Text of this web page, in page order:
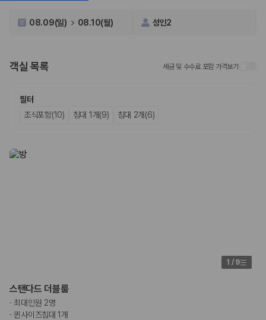
제주도 렌트카는 업체마다 차량 가격, 보험 조건, 면책금, 보상 한도, 인수
장소, 취소 규정이 다릅니다. 카모아는 여러 제주 렌트카 업체의 조건을 한
업체별 가격비교:
제주 렌트카 업체별 실시간 예약 가능 차량과 요금
차종별 최저가 비교:
인원에 맞는 차종별 가격을 비교합니다.
보험 조건 비교:일반자차, 완전자차, 슈퍼자차의 면책금과 보상 한
확인합니다.
실시간 예약:
제주렌트카 최저가는 차량 기본요금만으로 판단하기 어렵습니다. 보험 포
함 여부, 면책금, 보상 한도, 옵션 비용, 취소 수수료를 함께 확인해야 실제
로 저렴한 차량을 고를 수 있습니다.
2. 보험 조건은 가격만큼 중요합니다
08.09(일) 08.10(월) 성인2
객실 목록 세금 및 수수료 포함 가격보기
필터
조식포함(10)
침대 1개(9) 침대 2개(6)
1 / 9
스탠다드 더블룸
· 최대인원 2명
·퀸사이즈침대 1개